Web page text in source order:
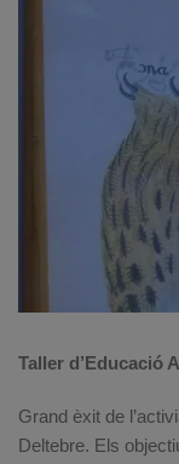
Taller d’Educació
Grand èxit de
Deltebre. Els